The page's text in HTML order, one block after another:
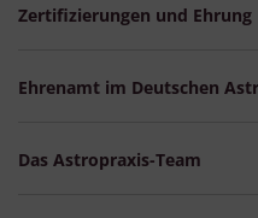
Zertifizierungen und Ehrung
Ehrenamt im Deutschen
Das Astropraxis-Team